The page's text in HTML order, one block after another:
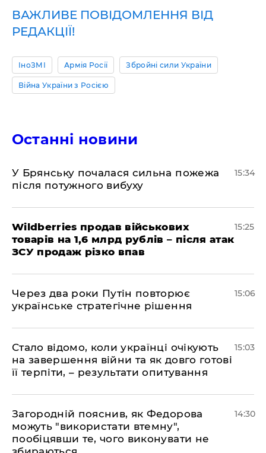
ВАЖЛИВЕ ПОВІДОМЛЕННЯ ВІД
РЕДАКЦІЇ!
ІноЗМІ Армія Росії Збройні сили України
Війна України з Росією
Останні новини
У Брянську почалася сильна пожежа
після потужного вибуху
15:34
Wildberries продав військових
товарів на 1,6 млрд рублів – після атак
ЗСУ продаж різко впав
15:25
Через два роки Путін повторює
українське стратегічне рішення
15:06
Стало відомо, коли українці очікують
на завершення війни та як довго готові
її терпіти, – результати опитування
15:03
Загородній пояснив, як Федорова
можуть "використати втемну",
пообіцявши те, чого виконувати не
14:30